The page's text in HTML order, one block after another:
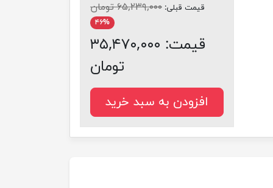
قیمت قبلی: ۶۵,۲۳۹,۰۰۰ تومان
۴۶%
قیمت: ۳۵,۴۷۰,۰۰۰
تومان
افزودن به سبد خرید